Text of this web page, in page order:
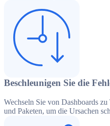
Beschleunigen Sie die
Wechseln Sie von Dashboards
und Paketen, um die Ursachen